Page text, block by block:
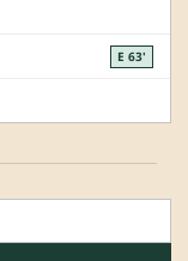
E 63'